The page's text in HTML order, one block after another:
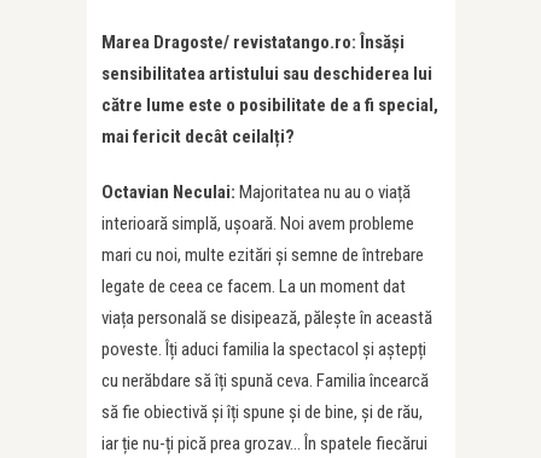
Marea Dragoste/ revistatango.ro: Însăși
sensibilitatea artistului sau deschiderea lui
către lume este o posibilitate de a fi special,
mai fericit decât ceilalți?
Octavian Neculai: Majoritatea nu au o viață
interioară simplă, ușoară. Noi avem probleme
mari cu noi, multe ezitări și semne de întrebare
legate de ceea ce facem. La un moment dat
viața personală se disipează, pălește în această
poveste. Îți aduci familia la spectacol și aștepți
cu nerăbdare să îți spună ceva. Familia încearcă
să fie obiectivă și îți spune și de bine, și de rău,
iar ție nu-ți pică prea grozav… În spatele fiecărui